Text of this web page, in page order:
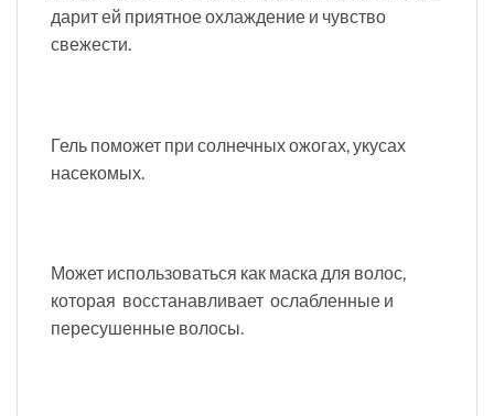
дарит ей приятное охлаждение и чувство
свежести.
Гель поможет при солнечных ожогах, укусах
насекомых.
Может использоваться как маска для волос,
которая восстанавливает ослабленные и
пересушенные волосы.